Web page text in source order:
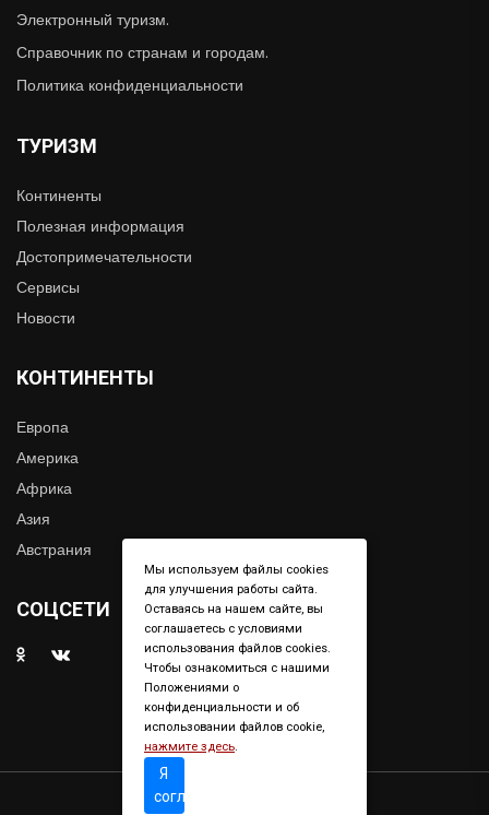
Электронный туризм.
Справочник по странам и городам.
Политика конфиденциальности
ТУРИЗМ
Континенты
Полезная информация
Достопримечательности
Сервисы
Новости
КОНТИНЕНТЫ
Европа
Америка
Африка
Азия
Австрания
СОЦСЕТИ
Copyright © 2019. All right reserved
Мы используем файлы cookies
для улучшения работы сайта.
Оставаясь на нашем сайте, вы
соглашаетесь с условиями
использования файлов cookies.
Чтобы ознакомиться с нашими
Положениями о
конфиденциальности и об
использовании файлов cookie,
нажмите здесь.
Я
согласен